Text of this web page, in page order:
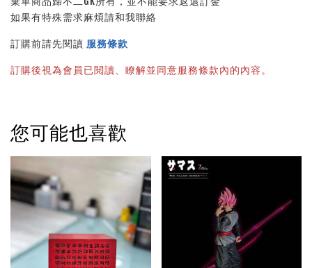
如果有特殊需求麻煩請和我聯絡
訂購前請先閱讀 服務條款
訂購後視為會員已閱讀、瞭解並同意服務條款內的內容。
您可能也喜歡